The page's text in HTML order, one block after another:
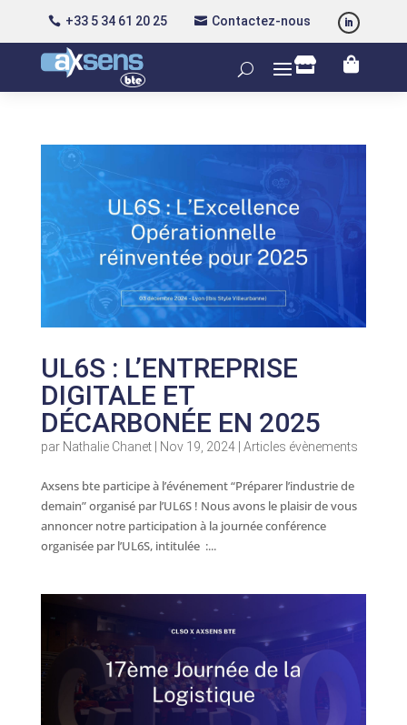
 +33 5 34 61 20 25  Contactez-nous
 
UL6S : L’ENTREPRISE
DIGITALE ET
DÉCARBONÉE EN 2025
par Nathalie Chanet| Nov 19, 2024| Articles évènements
Axsens bte participe à l’événement “Préparer l’industrie de
demain” organisé par l’UL6S ! Nous avons le plaisir de vous
annoncer notre participation à la journée conférence
organisée par l’UL6S, intitulée :...